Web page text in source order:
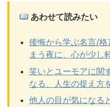
あわせて読みたい
後悔から学ぶ名言/
まう夜に、心が少し
笑いとユーモアに関
なる、人生の捉え方
他人の目が気になる